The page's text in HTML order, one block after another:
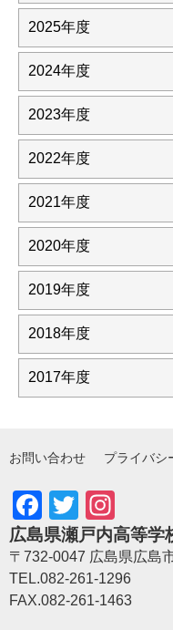
2025年度
2024年度
2023年度
2022年度
2021年度
2020年度
2019年度
2018年度
2017年度
お問い合わせ プライバシ
Facebook
Twitter
広島県瀬戸内高等学
〒732-0047 広島県広島
TEL.082-261-1296
FAX.082-261-1463